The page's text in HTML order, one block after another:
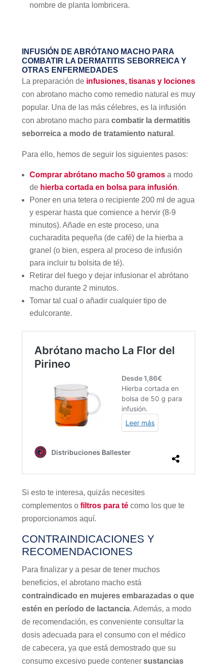
nombre de planta lombricera.
INFUSIÓN DE ABRÓTANO MACHO PARA
COMBATIR LA DERMATITIS SEBORREICA Y
OTRAS ENFERMEDADES
La preparación de infusiones, tisanas y lociones
con abrotano macho como remedio natural es muy
popular. Una de las más célebres, es la infusión
con abrotano macho para combatir la dermatitis
seborreica a modo de tratamiento natural .
Para ello, hemos de seguir los siguientes pasos:
Comprar abrótano macho 50 gramosa modo
de hierba cortada en bolsa para infusión.
Poner en una tetera o recipiente 200 ml de agua
y esperar hasta que comience a hervir (8-9
minutos). Añade en este proceso, una
cucharadita pequeña (de café) de la hierba a
granel (o bien, espera al proceso de infusión
para incluir tu bolsita de té).
Retirar del fuego y dejar infusionar el abrótano
macho durante 2 minutos.
Tomar tal cual o añadir cualquier tipo de
edulcorante.
Si esto te interesa, quizás necesites
complementos o filtros para técomo los que te
proporcionamos aquí.
CONTRAINDICACIONES Y
RECOMENDACIONES
Para finalizar y a pesar de tener muchos
beneficios, el abrotano macho está
contraindicado en mujeres embarazadas o que
estén en período de lactancia. Además, a modo
de recomendación, es conveniente consultar la
dosis adecuada para el consumo con el médico
de cabecera, ya que está demostrado que su
consumo excesivo puede contener sustancias